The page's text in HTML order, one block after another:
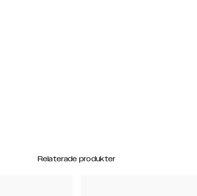
Relaterade produkter